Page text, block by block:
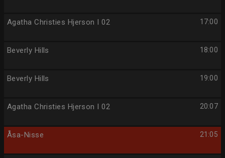
17:00
Agatha Christies Hjerson I 02
18:00
Beverly Hills
19:00
Beverly Hills
20:07
Agatha Christies Hjerson I 02
21:05
Åsa-Nisse